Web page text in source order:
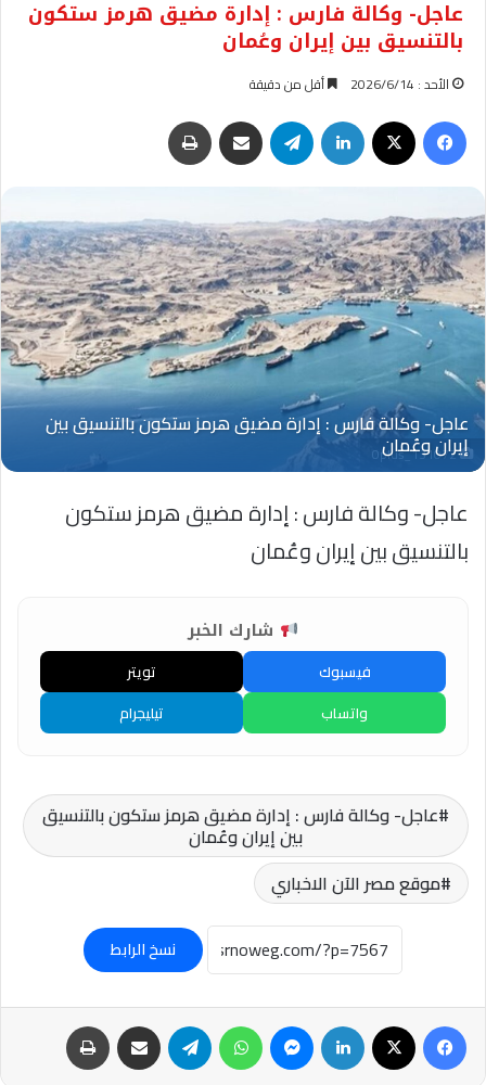
عاجل- وكالة فارس : إدارة مضيق هرمز ستكون
بالتنسيق بين إيران وعُمان
الأحد : 2026/6/14 أقل من دقيقة
فيسبوك لينكدإن تيلقرام مشاركة عبر البريد
Oplus_131072
عاجل- وكالة فارس : إدارة مضيق هرمز ستكون
بالتنسيق بين إيران وعُمان
شارك الخبر
فيسبوك
تويتر
واتساب
تيليجرام
عاجل- وكالة فارس : إدارة مضيق هرمز ستكون بالتنسيق
بين إيران وعُمان
موقع مصر الآن الاخباري
نسخ الرابط
فيسبوك لينكدإن ماسنجر واتساب تيلقرام مشاركة عبر البريد